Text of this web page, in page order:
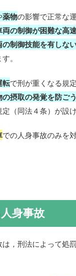
薬物の影響で正常な
両の制御が困難な高
の制御技能を有しな
。
転で刑が重くなる規
摂取の発覚を防ご
（同法４条）が設
での人身事故のみを
身事故
，刑法によって処